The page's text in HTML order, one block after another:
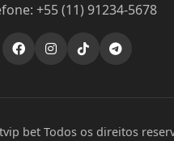
+55 (11) 91234-5678
bet Todos os direitos